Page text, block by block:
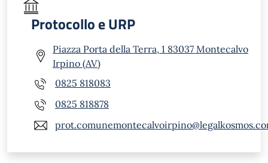
Protocollo e URP
Piazza Porta della Terra, 1 83037 Montecalvo
Irpino (AV)
0825 818083
0825 818878